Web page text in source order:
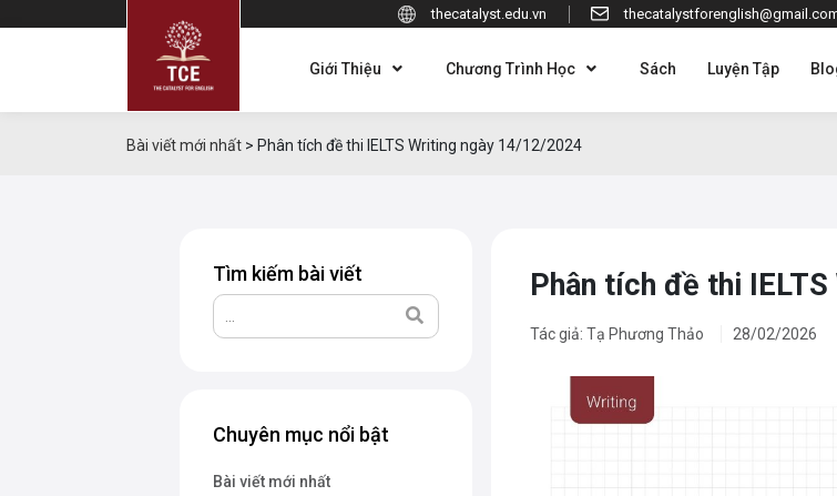
thecatalyst.edu.vn
Giới Thiệu Chương Trình Học Sách Luyện Tập
Bài viết mới nhất > Phân tích đề thi IELTS Writing ngày 14/12/2024
Tìm kiếm bài viết
Chuyên mục nổi bật
Bài viết mới nhất
Phân tích đề thi
Tác giả: Tạ Phương Thảo 28/02/2026